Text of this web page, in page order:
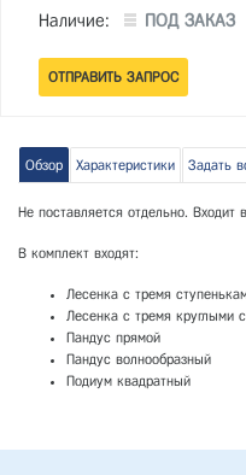
Наличие: ПОД ЗАКАЗ
Обзор Характеристики Задать
Не поставляется отдельно. Входит
В комплект входят:
Лесенка с тремя
Лесенка с тремя круглыми
Пандус прямой
Пандус волнообразный
Подиум квадратный